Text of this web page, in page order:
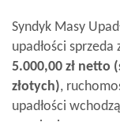
Syndyk Masy
upadłości sprzeda
5.000,00 zł netto
złotych),
upadłości